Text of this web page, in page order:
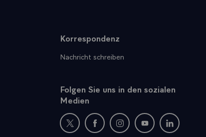
Korrespondenz
Nachricht schreiben
Folgen Sie uns in den sozialen
Medien
Neues Fenster : Besuchen Sie uns auf
Neues Fenster : Besuchen Sie
Neues Fenster :
Neues Fenster :
Neues